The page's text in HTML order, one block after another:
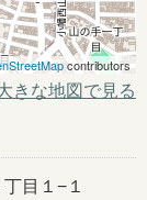
contributors
きな地図で見る
目１−１